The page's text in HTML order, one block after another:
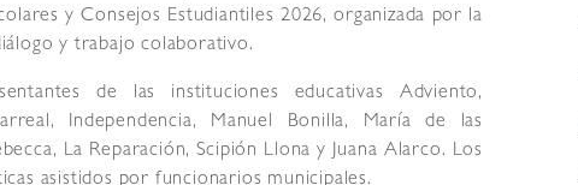
y Consejos Estudiantiles 2026, organizada por la
y trabajo colaborativo.
de las instituciones educativas Adviento,
Independencia, Manuel Bonilla, María de las
La Reparación, Scipión Llona y Juana Alarco. Los
asistidos por funcionarios municipales.